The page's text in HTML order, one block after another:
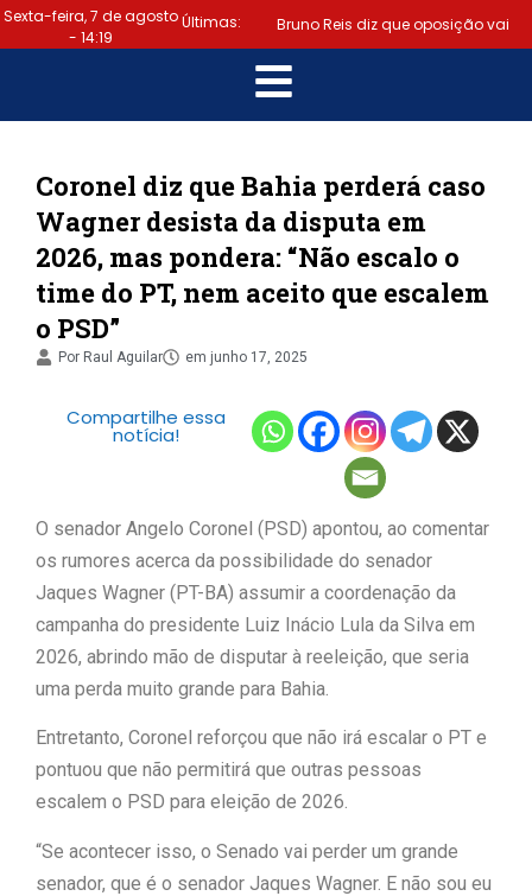
Sexta-feira, 7 de agosto
- 14:19
Últimas: Bruno Reis diz que oposição vai
escolher melhor estratégia para
vencer eleição nacional |
Último dia: prazo para regularizar
situação eleitoral e emitir título
termina hoje (6) | Samuel
de Lauro de Freitas disponibiliza
serviço gratuito de alertas de
emergência para população
“Tomamos a decisão de
caminhar com Flávio Bolsonaro”, diz
Junior Marabá |
Bolsa Família: “Precisamos dar
evoluírem”
Coronel diz que Bahia perderá caso
Wagner desista da disputa em
2026, mas pondera: “Não escalo o
time do PT, nem aceito que escalem
o PSD”
Por Raul Aguilar em junho 17, 2025
Compartilhe essa
notícia!
O senador Angelo Coronel (PSD) apontou, ao comentar
os rumores acerca da possibilidade do senador
Jaques Wagner (PT-BA) assumir a coordenação da
campanha do presidente Luiz Inácio Lula da Silva em
2026, abrindo mão de disputar à reeleição, que seria
uma perda muito grande para Bahia.
Entretanto, Coronel reforçou que não irá escalar o PT e
pontuou que não permitirá que outras pessoas
escalem o PSD para eleição de 2026.
“Se acontecer isso, o Senado vai perder um grande
senador, que é o senador Jaques Wagner. E não sou eu